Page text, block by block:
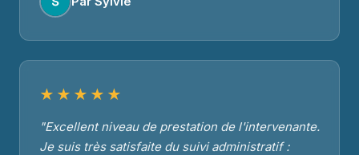
★★★★★
"Excellent niveau de prestation de l'intervenante.
Je suis très satisfaite du suivi administratif :